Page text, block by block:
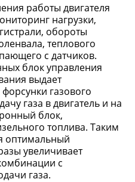
работы двигателя
нагрузки,
обороты
теплового
с датчиков.
блок управления
выдает
газового
газа в двигатель и на
блок,
топлива. Таким
оптимальный
увеличивает
с
газа.